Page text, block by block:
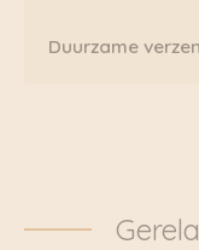
Een internationaal
knitwear,
Duurzame
daadwerkelijk